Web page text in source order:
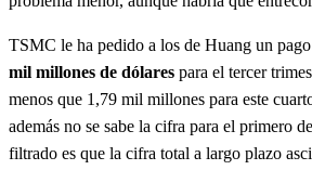
TSMC le ha pedido a los de Huang un
mil millones de dólares para el tercer
menos que 1,79 mil millones para este
además no se sabe la cifra para el primero
filtrado es que la cifra total a largo plazo